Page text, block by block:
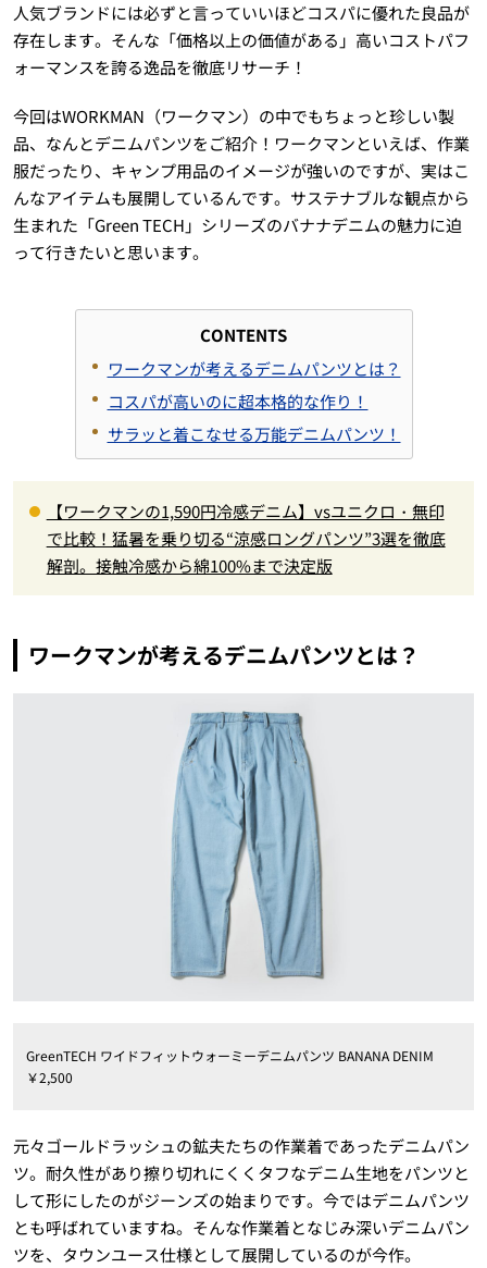
人気ブランドには必ずと言っていいほどコスパに優れた良品が
存在します。そんな「価格以上の価値がある」高いコストパフ
ォーマンスを誇る逸品を徹底リサーチ！
今回はWORKMAN（ワークマン）の中でもちょっと珍しい製
品、なんとデニムパンツをご紹介！ワークマンといえば、作業
服だったり、キャンプ用品のイメージが強いのですが、実はこ
んなアイテムも展開しているんです。サステナブルな観点から
生まれた「Green TECH」シリーズのバナナデニムの魅力に迫
って行きたいと思います。
CONTENTS
ワークマンが考えるデニムパンツとは？
コスパが高いのに超本格的な作り！
サラッと着こなせる万能デニムパンツ！
【ワークマンの1,590円冷感デニム】vsユニクロ・無印
で比較！猛暑を乗り切る“涼感ロングパンツ”3選を徹底
解剖。接触冷感から綿100%まで決定版
ワークマンが考えるデニムパンツとは？
GreenTECH ワイドフィットウォーミーデニムパンツ BANANA DENIM
￥2,500
元々ゴールドラッシュの鉱夫たちの作業着であったデニムパン
ツ。耐久性があり擦り切れにくくタフなデニム生地をパンツと
して形にしたのがジーンズの始まりです。今ではデニムパンツ
とも呼ばれていますね。そんな作業着となじみ深いデニムパン
ツを、タウンユース仕様として展開しているのが今作。